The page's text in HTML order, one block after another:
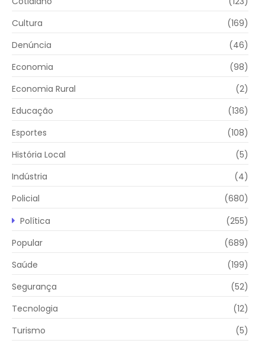
Cultura
(169)
Denúncia
(46)
Economia
(98)
Economia Rural
(2)
Educação
(136)
Esportes
(108)
História Local
(5)
Indústria
(4)
Policial
(680)
Política
(255)
Popular
(689)
Saúde
(199)
Segurança
(52)
Tecnologia
(12)
Turismo
(5)